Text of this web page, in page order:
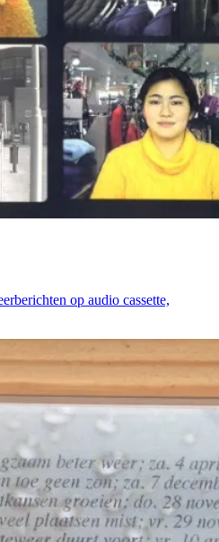
op audio cassette,